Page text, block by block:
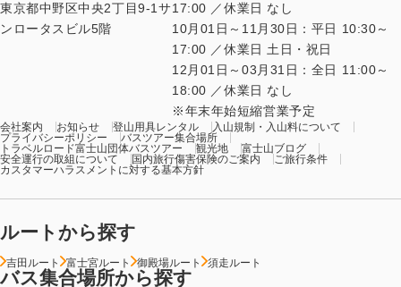
東京都中野区中央2丁目9-1サ
ンロータスビル5階
17:00 ／休業日 なし
10月01日～11月30日：平日 10:30～
17:00 ／休業日 土日・祝日
12月01日～03月31日：全日 11:00～
18:00 ／休業日 なし
年末年始短縮営業予定
会社案内 お知らせ 登山用具レンタル
入山規制・入山料について
プライバシーポリシー
バスツアー集合場所
トラベルロード富士山団体バスツアー
観光地
富士山ブログ
安全運行の取組について
国内旅行傷害保険のご案内
ご旅行条件
カスタマーハラスメントに対する基本方針
ルートから探す
吉田ルート 富士宮ルート 御殿場ルート 須走ルート
バス集合場所から探す